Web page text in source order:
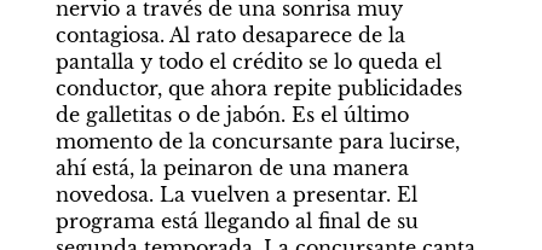
nervio a través de una sonrisa muy
contagiosa. Al rato desaparece de la
pantalla y todo el crédito se lo queda el
conductor, que ahora repite publicidades
de galletitas o de jabón. Es el último
momento de la concursante para lucirse,
ahí está, la peinaron de una manera
novedosa. La vuelven a presentar. El
programa está llegando al final de su